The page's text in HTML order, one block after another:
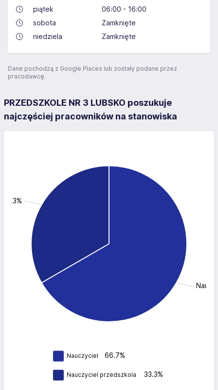
piątek
06:00 - 16:00
sobota
Zamknięte
niedziela
Zamknięte
Dane pochodzą z Google Places lub zostały podane przez
pracodawcę.
PRZEDSZKOLE NR 3 LUBSKO poszukuje
najczęściej pracowników na stanowiska
Nauczyciel 66.7%
Nauczyciel przedszkola 33.3%